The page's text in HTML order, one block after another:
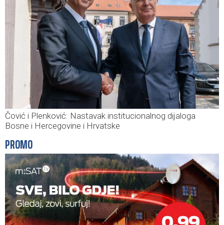
Čović i Plenković: Nastavak institucionalnog dijaloga
Bosne i Hercegovine i Hrvatske
PROMO